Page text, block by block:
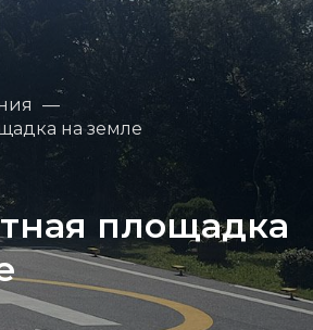
на земле
площадка